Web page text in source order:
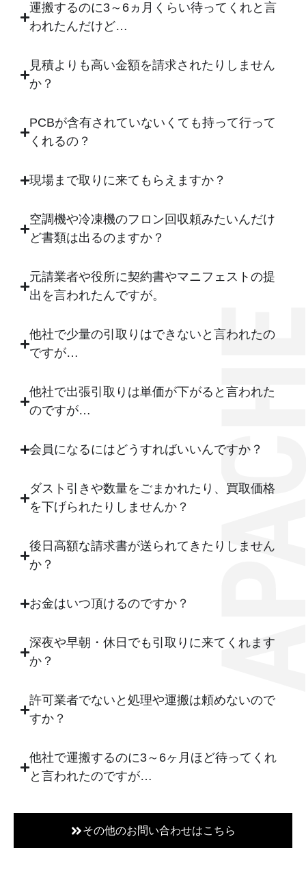
運搬するのに3～6ヵ月くらい待ってくれと言
われたんだけど…
見積よりも高い金額を請求されたりしません
か？
PCBが含有されていないくても持って行って
くれるの？
現場まで取りに来てもらえますか？
空調機や冷凍機のフロン回収頼みたいんだけ
ど書類は出るのますか？
元請業者や役所に契約書やマニフェストの提
出を言われたんですが。
他社で少量の引取りはできないと言われたの
ですが…
他社で出張引取りは単価が下がると言われた
のですが…
会員になるにはどうすればいいんですか？
ダスト引きや数量をごまかれたり、買取価格
を下げられたりしませんか？
後日高額な請求書が送られてきたりしません
か？
お金はいつ頂けるのですか？
深夜や早朝・休日でも引取りに来てくれます
か？
許可業者でないと処理や運搬は頼めないので
すか？
他社で運搬するのに3～6ヶ月ほど待ってくれ
と言われたのですが…
その他のお問い合わせはこちら